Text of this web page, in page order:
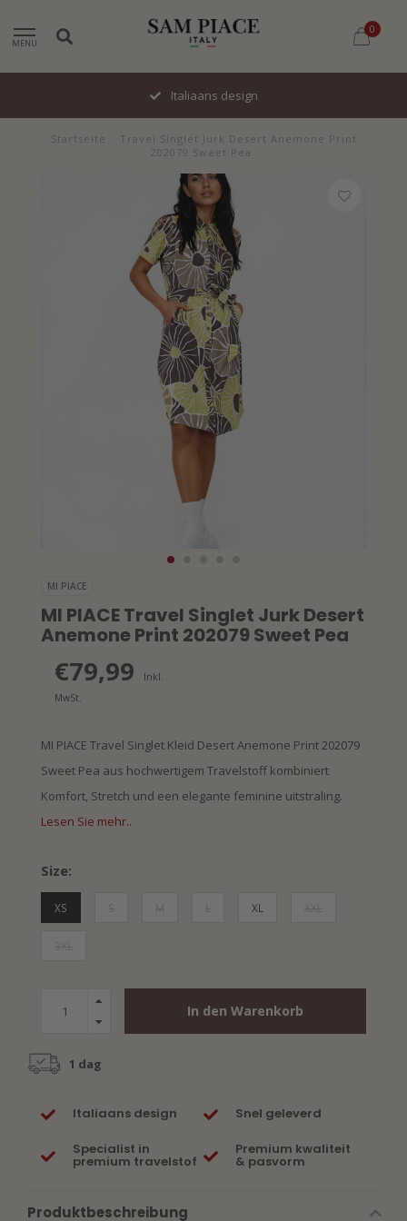
MENU
0
Italiaans design
Startseite
Travel Singlet Jurk Desert Anemone Print
202079 Sweet Pea
MI PIACE
MI PIACE Travel Singlet Jurk Desert
Anemone Print 202079 Sweet Pea
€79,99
Inkl.
MwSt.
MI PIACE Travel Singlet Kleid Desert Anemone Print 202079
Sweet Pea aus hochwertigem Travelstoff kombiniert
Komfort, Stretch und een elegante feminine uitstraling.
Lesen Sie mehr..
Size:
XS XL
In den Warenkorb
1 dag
Italiaans design Snel geleverd
Specialist in
premium travelstof
Premium kwaliteit
& pasvorm
Produktbeschreibung